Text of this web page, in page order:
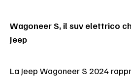
Wagoneer S, il suv elettrico
Jeep
La Jeep Wagoneer S 2024